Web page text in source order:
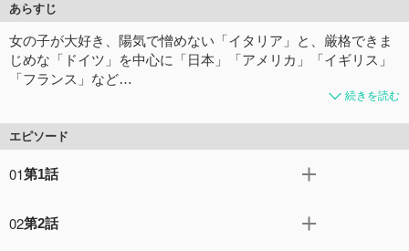
あらすじ
女の子が大好き、陽気で憎めない「イタリア」と、厳格できま
じめな「ドイツ」を中心に「日本」「アメリカ」「イギリス」
「フランス」など…
続きを読む
エピソード
01第1話
はドイツの秘密を探ろうと、意気揚々と日誌を覗き込む。
02第2話